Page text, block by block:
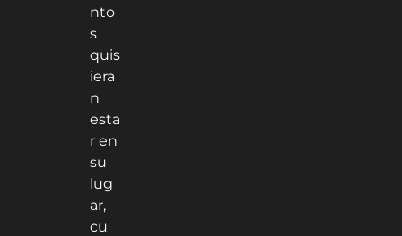
nto
s
quis
iera
n
esta
r en
su
lug
ar,
cu